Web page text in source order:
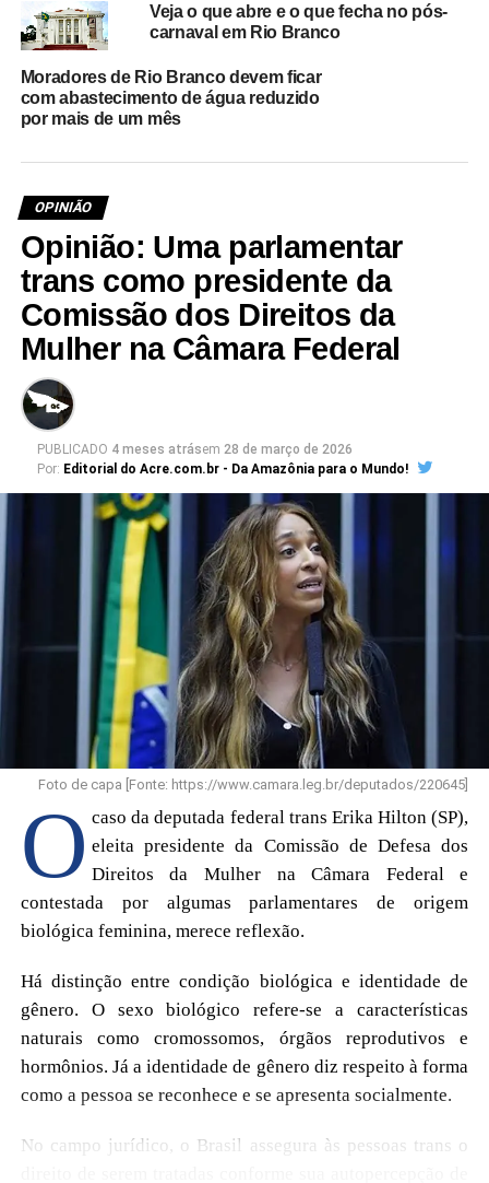
Veja o que abre e o que fecha no pós-
carnaval em Rio Branco
Moradores de Rio Branco devem ficar
com abastecimento de água reduzido
por mais de um mês
OPINIÃO
Opinião: Uma parlamentar
trans como presidente da
Comissão dos Direitos da
Mulher na Câmara Federal
PUBLICADO 4 meses atrásem 28 de março de 2026
Por: Editorial do Acre.com.br - Da Amazônia para o Mundo!
Foto de capa [Fonte: https://www.camara.leg.br/deputados/220645]
O caso da deputada federal trans Erika Hilton (SP),
eleita presidente da Comissão de Defesa dos
Direitos da Mulher na Câmara Federal e
contestada por algumas parlamentares de origem
biológica feminina, merece reflexão.
Há distinção entre condição biológica e identidade de
gênero. O sexo biológico refere-se a características
naturais como cromossomos, órgãos reprodutivos e
hormônios. Já a identidade de gênero diz respeito à forma
como a pessoa se reconhece e se apresenta socialmente.
No campo jurídico, o Brasil assegura às pessoas trans o